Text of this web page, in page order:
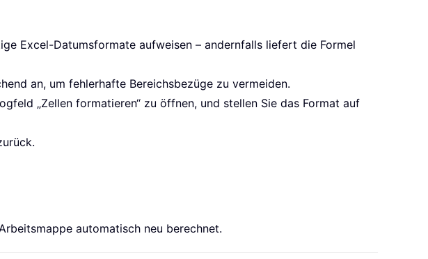
Excel-Datumsformate aufweisen – andernfalls liefert die Formel
an, um fehlerhafte Bereichsbezüge zu vermeiden.
„Zellen formatieren“ zu öffnen, und stellen Sie das Format auf
automatisch neu berechnet.